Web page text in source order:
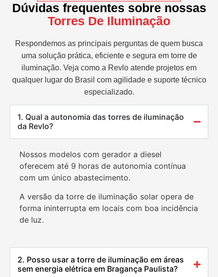
Dúvidas frequentes sobre nossas
Torres De Iluminação
Respondemos as principais perguntas de quem busca
uma solução prática, eficiente e segura em torre de
iluminação. Veja como a Revlo atende projetos em
qualquer lugar do Brasil com agilidade e suporte técnico
especializado.
1. Qual a autonomia das torres de iluminação
da Revlo?
Nossos modelos com gerador a diesel
oferecem até 9 horas de autonomia contínua
com um único abastecimento.
A versão da torre de iluminação solar opera de
forma ininterrupta em locais com boa incidência
de luz.
2. Posso usar a torre de iluminação em áreas
sem energia elétrica em Bragança Paulista?